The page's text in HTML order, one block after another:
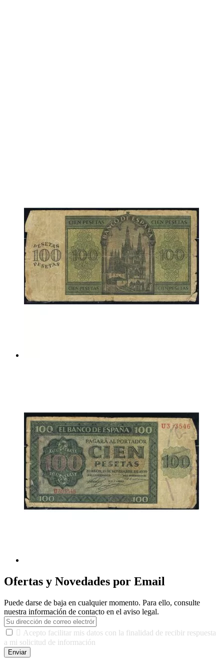
Ofertas y Novedades por Email
Puede darse de baja en cualquier momento. Para ello, consulte
nuestra información de contacto en el aviso legal.
 Acepto facilitar mis datos con la finalidad de recibir respuesta
a mi solicitud de información
Enviar